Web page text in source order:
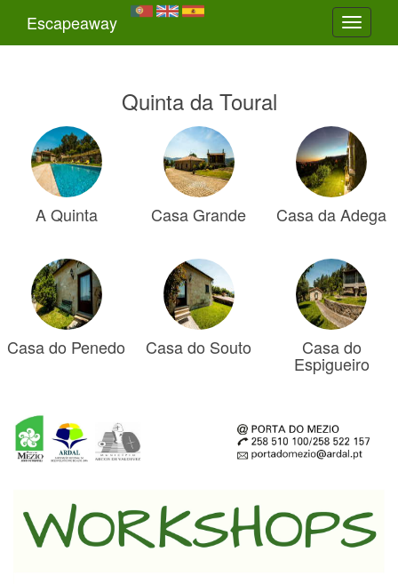
Toggle
Escapeaway
Quinta da Toural
A Quinta Casa Grande Casa da Adega
Casa do Penedo Casa do Souto Casa do
Espigueiro